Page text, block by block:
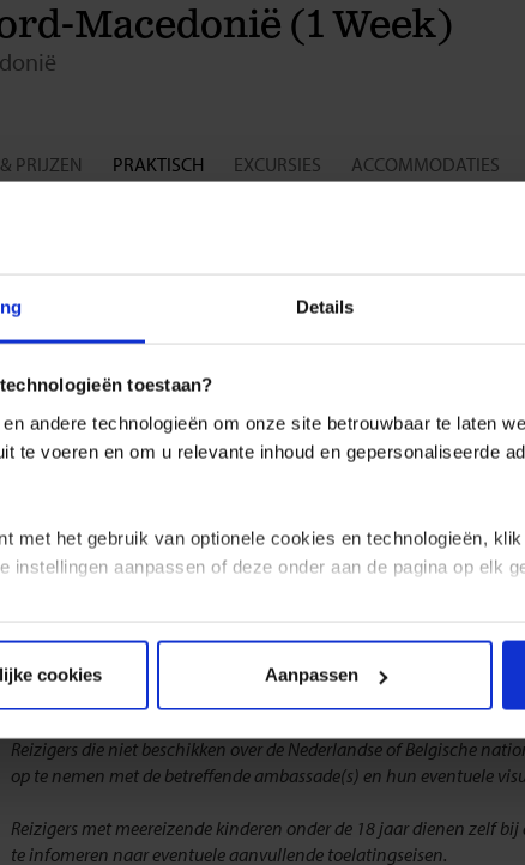
Details
toestaan?
andere technologieën om onze site betrouwbaar te laten
te voeren en om u relevante inhoud en gepersonaliseerde
met het gebruik van optionele cookies en technologieën, klik
instellingen aanpassen of deze onder aan de pagina op elk
cookies
Aanpassen
Macedonië (1 Week)
PRIJZEN PRAKTISCH EXCURSIES ACCOMMODATIES
terugkeer van je reis nog minimaal zes maanden geldig is.
Visum
Voor deze bestemming is er voor reizigers met een
Als je afwijkend reist van de groep raden wij je aan om je goed
je een visum nodig hebt. Onze partner Traveldocs helpt je graag
Nederland (voor Nederlandse paspoorthouders) en België (voor
paspoorthouders).
Reizigers die niet beschikken over de Nederlandse of Belgische
op te nemen met de betreffende ambassade(s) en hun eventuele
Reizigers met meereizende kinderen onder de 18 jaar dienen zelf
te infomeren naar eventuele aanvullende toelatingseisen.